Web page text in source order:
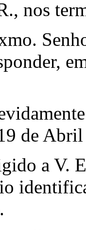
nos
de Abril
a V.